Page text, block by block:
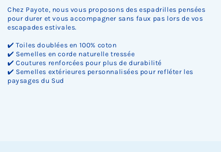
Chez Payote, nous vous proposons des espadrilles pensées
pour durer et vous accompagner sans faux pas lors de vos
escapades estivales.
✔️ Toiles doublées en 100% coton
✔️ Semelles en corde naturelle tressée
✔️ Coutures renforcées pour plus de durabilité
✔️ Semelles extérieures personnalisées pour refléter les
paysages du Sud